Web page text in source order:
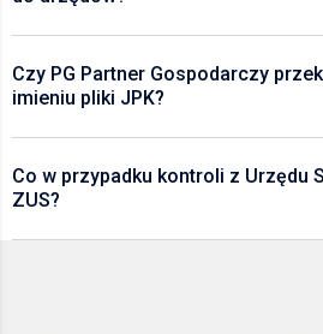
Czy PG Partner Gospodarczy
imieniu pliki JPK?
Co w przypadku kontroli z Urzędu
ZUS?